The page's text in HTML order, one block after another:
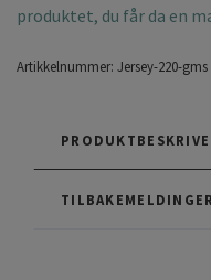
produktet, du får da en
Artikkelnummer: Jersey-220-gms
TILBAKEMELDINGER